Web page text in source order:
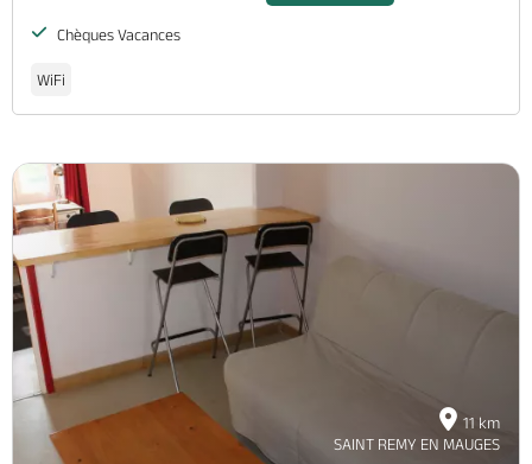
Chèques Vacances
WiFi
11 km
SAINT REMY EN MAUGES